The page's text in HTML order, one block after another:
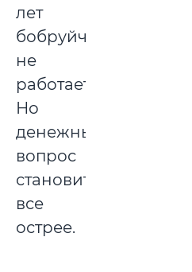
лет
бобруйчанка
не
работает.
Но
денежный
вопрос
становится
все
острее.